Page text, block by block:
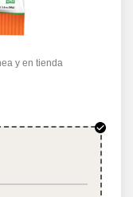
y en tienda